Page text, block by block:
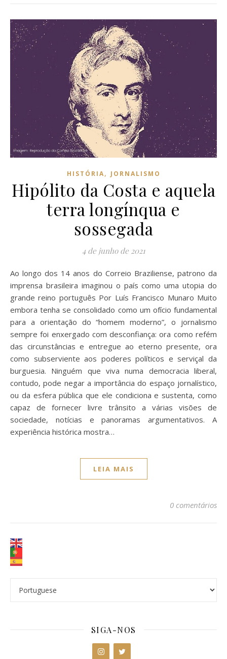
HISTÓRIA, JORNALISMO
Hipólito da Costa e aquela
terra longínqua e
sossegada
4 de junho de 2021
Ao longo dos 14 anos do Correio Braziliense, patrono da
imprensa brasileira imaginou o país como uma utopia do
grande reino português Por Luís Francisco Munaro Muito
embora tenha se consolidado como um ofício fundamental
para a orientação do “homem moderno”, o jornalismo
sempre foi enxergado com desconfiança: ora como refém
das circunstâncias e entregue ao eterno presente, ora
como subserviente aos poderes políticos e serviçal da
burguesia. Ninguém que viva numa democracia liberal,
contudo, pode negar a importância do espaço jornalístico,
ou da esfera pública que ele condiciona e sustenta, como
capaz de fornecer livre trânsito a várias visões de
sociedade, notícias e panoramas argumentativos. A
experiência histórica mostra…
LEIA MAIS
0 comentários
SIGA-NOS